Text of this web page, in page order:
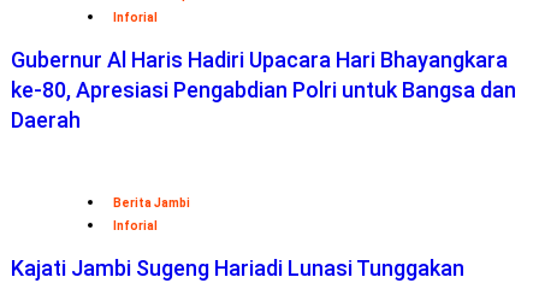
Inforial
Gubernur Al Haris Hadiri Upacara Hari Bhayangkara
ke-80, Apresiasi Pengabdian Polri untuk Bangsa dan
Daerah
Berita Jambi
Inforial
Kajati Jambi Sugeng Hariadi Lunasi Tunggakan